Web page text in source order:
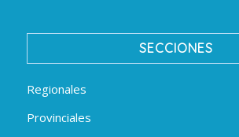
SECCIONES
Regionales
Provinciales